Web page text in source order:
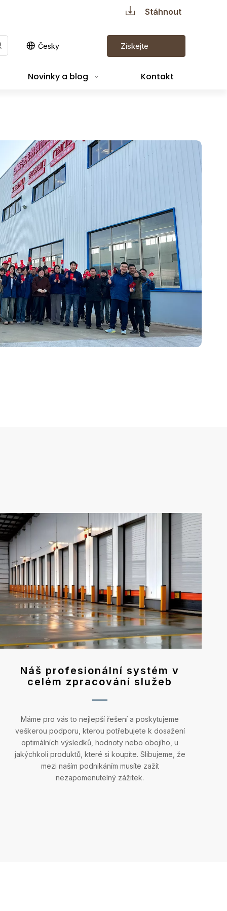
Stáhnout
Česky Získejte
Novinky a blog Kontakt
Náš profesionální systém v
celém zpracování služeb​​​​​​​
Máme pro vás to nejlepší řešení a poskytujeme
veškerou podporu, kterou potřebujete k dosažení
optimálních výsledků, hodnoty nebo obojího, u
jakýchkoli produktů, které si koupíte. Slibujeme, že
mezi naším podnikáním musíte zažít
nezapomenutelný zážitek.